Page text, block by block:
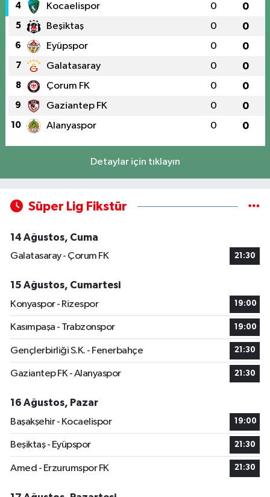
4 Kocaelispor 0 0
5 Beşiktaş 0 0
6 Eyüpspor 0 0
7 Galatasaray 0 0
8 Çorum FK 0 0
9 Gaziantep FK 0 0
10 Alanyaspor 0 0
Detaylar için tıklayın
Süper Lig Fikstür
14 Ağustos, Cuma
Galatasaray - Çorum FK
21:30
15 Ağustos, Cumartesi
Konyaspor - Rizespor
19:00
Kasımpaşa - Trabzonspor 19:00
Gençlerbirliği S.K. - Fenerbahçe 21:30
Gaziantep FK - Alanyaspor 21:30
16 Ağustos, Pazar
Başakşehir - Kocaelispor
19:00
Beşiktaş - Eyüpspor 21:30
Amed - Erzurumspor FK 21:30